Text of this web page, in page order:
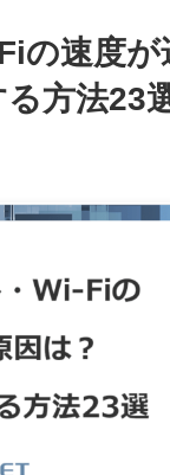
の速度が
る方法23